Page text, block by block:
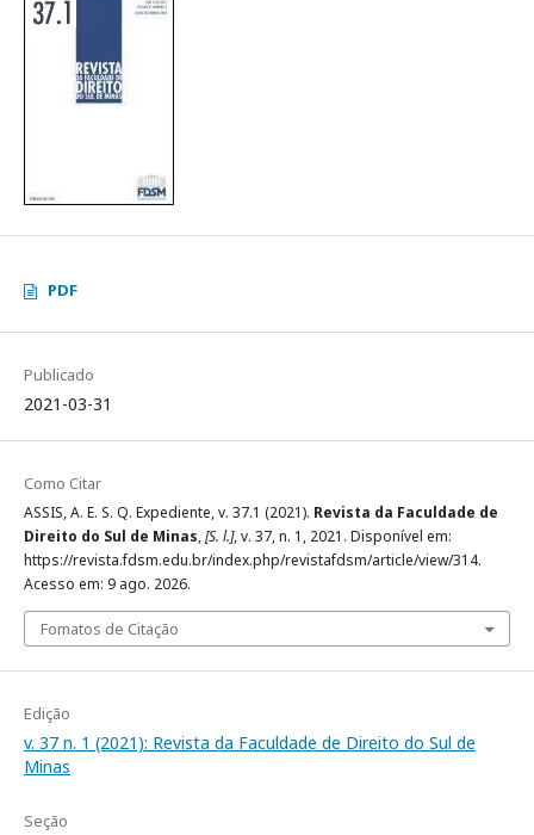
PDF
Publicado
2021-03-31
Como Citar
ASSIS, A. E. S. Q. Expediente, v. 37.1 (2021). Revista da Faculdade de
Direito do Sul de Minas,[S. l.], v. 37, n. 1, 2021. Disponível em:
https://revista.fdsm.edu.br/index.php/revistafdsm/article/view/314.
Acesso em: 9 ago. 2026.
Fomatos de Citação
Edição
v. 37 n. 1 (2021): Revista da Faculdade de Direito do Sul de
Minas
Seção